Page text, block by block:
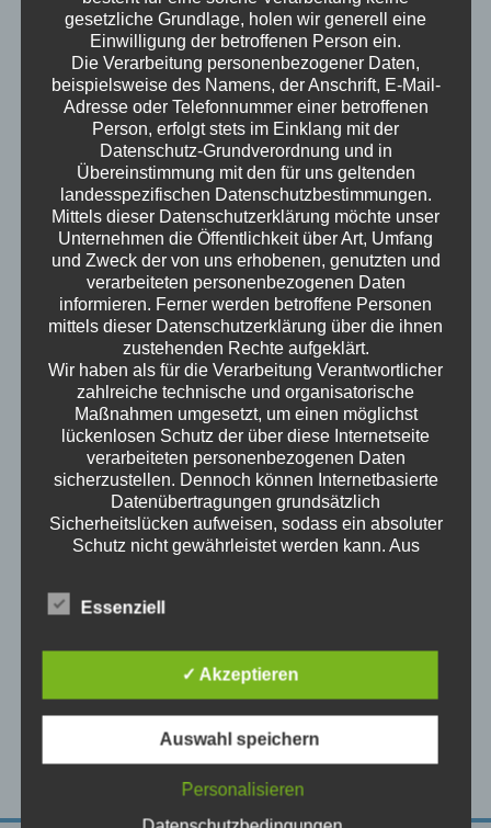
Referenzen(25)
SecureDrive(2)
SpamProtection(2)
Support(1)
Uncategorized(11)
Virenschutz(3)
WebHosting(3)
POPULAR RECENT TAGS
HappyClientSay’s
- Henry Brodie
Lorem Ipsum passage, and going
through the cites of the word here
classical literature passage discovere
words.
SiteArchives
gesetzliche Grundlage, holen wir generell eine
Einwilligung der betroffenen Person ein.
Die Verarbeitung personenbezogener Daten,
beispielsweise des Namens, der Anschrift, E-Mail-
Adresse oder Telefonnummer einer betroffenen
Person, erfolgt stets im Einklang mit der
Datenschutz-Grundverordnung und in
Übereinstimmung mit den für uns geltenden
landesspezifischen Datenschutzbestimmungen.
Mittels dieser Datenschutzerklärung möchte unser
Unternehmen die Öffentlichkeit über Art, Umfang
und Zweck der von uns erhobenen, genutzten und
verarbeiteten personenbezogenen Daten
informieren. Ferner werden betroffene Personen
mittels dieser Datenschutzerklärung über die ihnen
zustehenden Rechte aufgeklärt.
Wir haben als für die Verarbeitung Verantwortlicher
zahlreiche technische und organisatorische
Maßnahmen umgesetzt, um einen möglichst
lückenlosen Schutz der über diese Internetseite
verarbeiteten personenbezogenen Daten
sicherzustellen. Dennoch können Internetbasierte
Datenübertragungen grundsätzlich
Sicherheitslücken aufweisen, sodass ein absoluter
Schutz nicht gewährleistet werden kann. Aus
alternativen Wegen, beispielsweise telefonisch, an
Begriffsbestimmungen
Die Datenschutzerklärung beruht auf den
Begrifflichkeiten, die durch den Europäischen
Richtlinien- und Verordnungsgeber beim Erlass
der Datenschutz-Grundverordnung (DS-GVO)
verwendet wurden. Unsere Datenschutzerklärung
Essenziell
✓ Akzeptieren
Auswahl speichern
Personalisieren